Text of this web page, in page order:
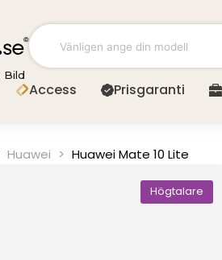
Bild
Access Prisgaranti
Huawei > Huawei Mate 10 Lite
Högtalare